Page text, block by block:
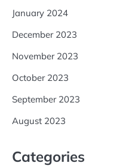
January 2024
December 2023
November 2023
October 2023
September 2023
August 2023
Categories